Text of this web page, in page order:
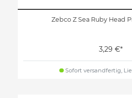
Zebco Z Sea Ruby Head
3,29 €*
Sofort versandfertig,